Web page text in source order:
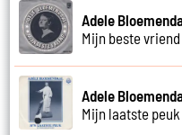
Adele
Mijn beste
Adele
Mijn laatste peuk